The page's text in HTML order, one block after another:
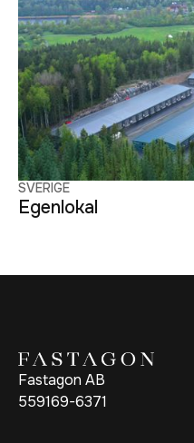
SVERIGE
Egenlokal
Fastagon AB
559169-6371